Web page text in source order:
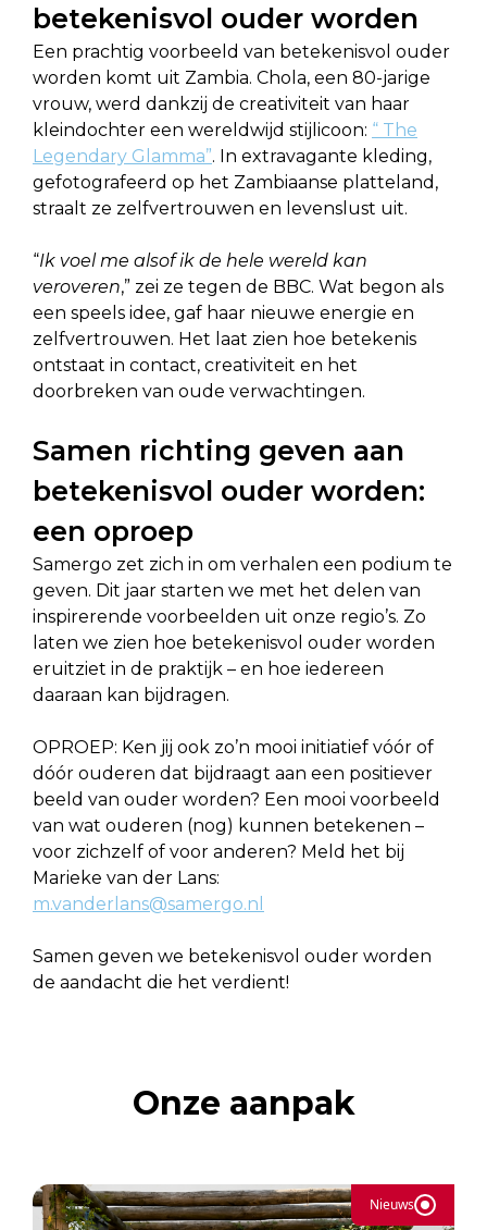
betekenisvol ouder worden
Een prachtig voorbeeld van betekenisvol ouder
worden komt uit Zambia. Chola, een 80-jarige
vrouw, werd dankzij de creativiteit van haar
kleindochter een wereldwijd stijlicoon: “ The
Legendary Glamma”. In extravagante kleding,
gefotografeerd op het Zambiaanse platteland,
straalt ze zelfvertrouwen en levenslust uit.
“Ik voel me alsof ik de hele wereld kan
veroveren,” zei ze tegen de BBC. Wat begon als
een speels idee, gaf haar nieuwe energie en
zelfvertrouwen. Het laat zien hoe betekenis
ontstaat in contact, creativiteit en het
doorbreken van oude verwachtingen.
Samen richting geven aan
betekenisvol ouder worden:
een oproep
Samergo zet zich in om verhalen een podium te
geven. Dit jaar starten we met het delen van
inspirerende voorbeelden uit onze regio’s. Zo
laten we zien hoe betekenisvol ouder worden
eruitziet in de praktijk – en hoe iedereen
daaraan kan bijdragen.
OPROEP: Ken jij ook zo’n mooi initiatief vóór of
dóór ouderen dat bijdraagt aan een positiever
beeld van ouder worden? Een mooi voorbeeld
van wat ouderen (nog) kunnen betekenen –
voor zichzelf of voor anderen? Meld het bij
Marieke van der Lans:
m.vanderlans@samergo.nl
Samen geven we betekenisvol ouder worden
de aandacht die het verdient!
Onze aanpak
Nieuws